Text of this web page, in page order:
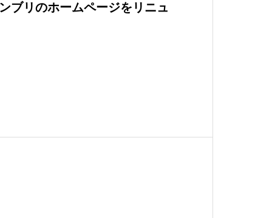
ブリのホームページをリニュ